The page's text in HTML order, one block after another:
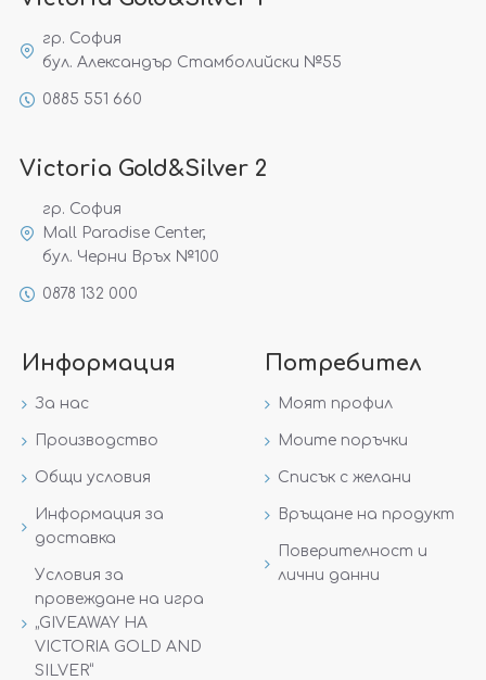
гр. София
бул. Александър Стамболийски №55
0885 551 660
Victoria Gold&Silver 2
гр. София
Mall Paradise Center,
бул. Черни Връх №100
0878 132 000
Информация
За нас
Производство
Общи условия
Информация за
доставка
Условия за
провеждане на игра
„GIVEAWAY НА
VICTORIA GOLD AND
SILVER“
Потребител
Моят профил
Моите поръчки
Списък с желани
Връщане на продукт
Поверителност и
лични данни